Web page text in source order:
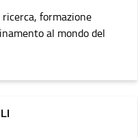
formazione
al mondo del